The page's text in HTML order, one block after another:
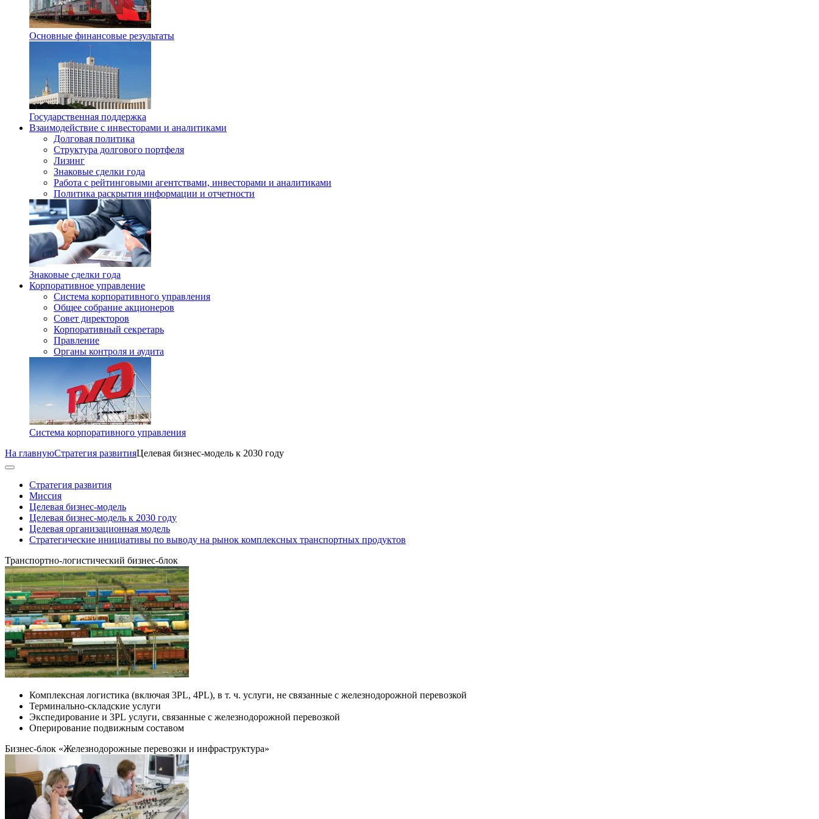
Основные финансовые результаты
Государственная поддержка
Взаимодействие с инвесторами и аналитиками
Долговая политика
Структура долгового портфеля
Лизинг
Знаковые сделки года
Работа с рейтинговыми агентствами, инвесторами и аналитиками
Политика раскрытия информации и отчетности
Знаковые сделки года
Корпоративное управление
Система корпоративного управления
Общее собрание акционеров
Совет директоров
Корпоративный секретарь
Правление
Органы контроля и аудита
Система корпоративного управления
На главнуюСтратегия развитияЦелевая бизнес-модель к 2030 году
Стратегия развития
Миссия
Целевая бизнес-модель
Целевая бизнес-модель к 2030 году
Целевая организационная модель
Стратегические инициативы по выводу на рынок комплексных транспортных продуктов
Транспортно-логистический бизнес-блок
Комплексная логистика (включая 3PL, 4PL), в т. ч. услуги, не связанные с железнодорожной перевозкой
Терминально-складские услуги
Экспедирование и 3PL услуги, связанные с железнодорожной перевозкой
Оперирование подвижным составом
Бизнес-блок «Железнодорожные перевозки и инфраструктура»